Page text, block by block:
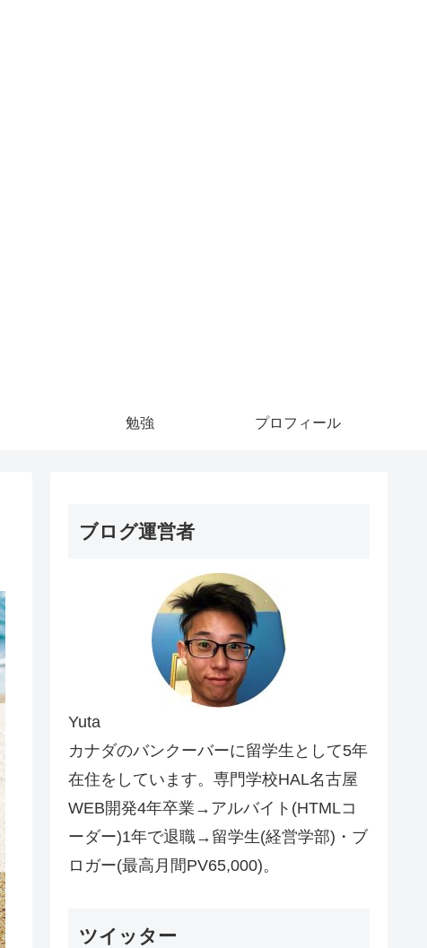
勉強 プロフィール
ブログ運営者
Yuta
カナダのバンクーバーに留学生として5年
在住をしています。専門学校HAL名古屋
WEB開発4年卒業→アルバイト(HTMLコ
ーダー)1年で退職→留学生(経営学部)・ブ
ロガー(最高月間PV65,000)。
ツイッター